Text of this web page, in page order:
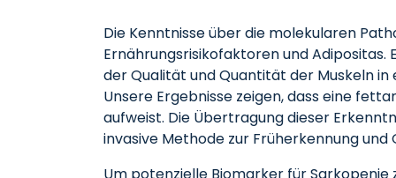
Die Kenntnisse über die molekularen
Ernährungsrisikofaktoren und
der Qualität und Quantität der Muskeln
Unsere Ergebnisse zeigen, dass eine
aufweist. Die Übertragung dieser
invasive Methode zur Früherkennung